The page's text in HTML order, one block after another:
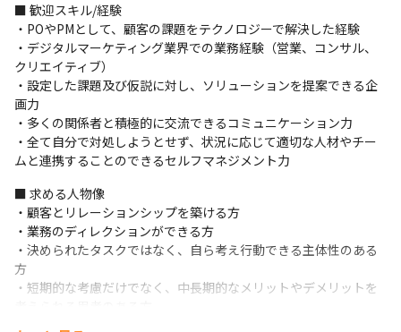
■ 歓迎スキル/経験
・POやPMとして、顧客の課題をテクノロジーで解決した経験
・デジタルマーケティング業界での業務経験（営業、コンサル、
クリエイティブ）
・設定した課題及び仮説に対し、ソリューションを提案できる企
画力
・多くの関係者と積極的に交流できるコミュニケーション力
・全て自分で対処しようとせず、状況に応じて適切な人材やチー
ムと連携することのできるセルフマネジメント力
■ 求める人物像
・顧客とリレーションシップを築ける方
・業務のディレクションができる方
・決められたタスクではなく、自ら考え行動できる主体性のある
方
・短期的な考慮だけでなく、中長期的なメリットやデメリットを